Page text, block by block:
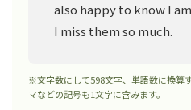
also happy to know I
I miss them so much.
※文字数にして598文字、単語数に換算
マなどの記号も1文字に含みます。